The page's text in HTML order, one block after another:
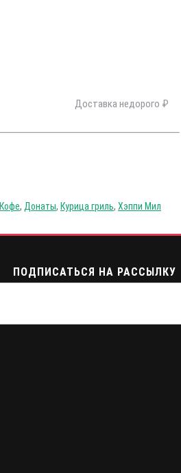
Доставка недорого ₽
Кофе, Донаты, Курица гриль, Хэппи Мил
ПОДПИСАТЬСЯ НА РАССЫЛКУ